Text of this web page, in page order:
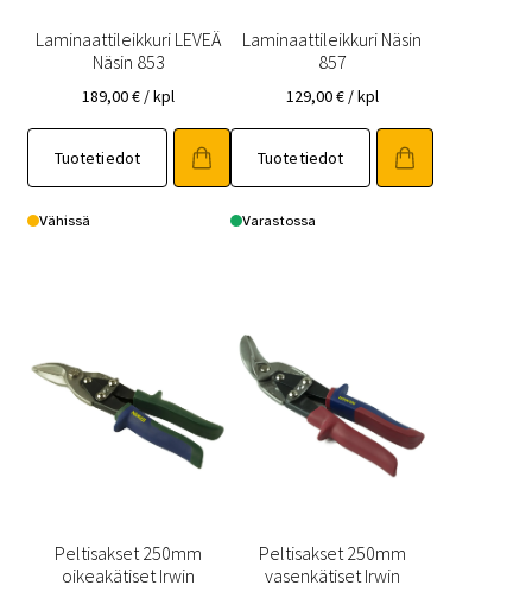
Laminaattileikkuri LEVEÄ
Näsin 853
189,00€ / kpl
Tuotetiedot
Vähissä
Laminaattileikkuri Näsin
857
129,00€ / kpl
Tuotetiedot
Varastossa
Peltisakset 250mm
oikeakätiset Irwin
Peltisakset 250mm
vasenkätiset Irwin